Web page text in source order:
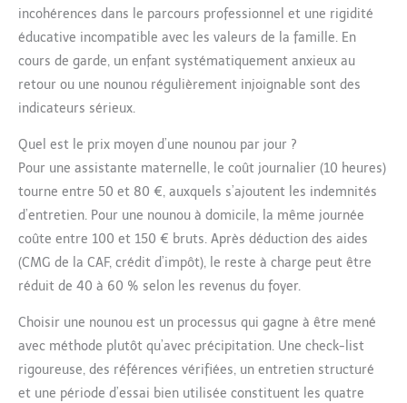
incohérences dans le parcours professionnel et une rigidité
éducative incompatible avec les valeurs de la famille. En
cours de garde, un enfant systématiquement anxieux au
retour ou une nounou régulièrement injoignable sont des
indicateurs sérieux.
Quel est le prix moyen d’une nounou par jour ?
Pour une assistante maternelle, le coût journalier (10 heures)
tourne entre 50 et 80 €, auxquels s’ajoutent les indemnités
d’entretien. Pour une nounou à domicile, la même journée
coûte entre 100 et 150 € bruts. Après déduction des aides
(CMG de la CAF, crédit d’impôt), le reste à charge peut être
réduit de 40 à 60 % selon les revenus du foyer.
Choisir une nounou est un processus qui gagne à être mené
avec méthode plutôt qu’avec précipitation. Une check-list
rigoureuse, des références vérifiées, un entretien structuré
et une période d’essai bien utilisée constituent les quatre